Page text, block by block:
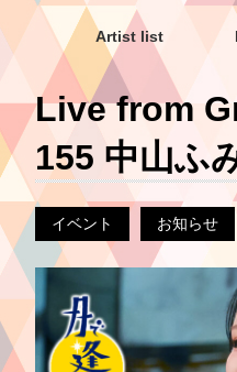
Artist list
Live from
155 中山ふ
イベント お知らせ